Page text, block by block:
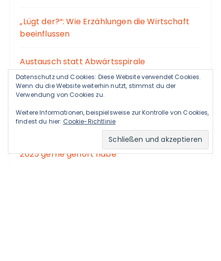
„Lügt der?“: Wie Erzählungen die Wirtschaft
beeinflussen
Austausch statt Abwärtsspirale
Ein paar Serien, die ich im Jahr 2025 mehr
oder weniger gern gesehen (und zumindest
noch nicht wieder vergessen) habe
Drölf Podcasts, die ich neben 43 anderen
2025 gerne gehört habe
Datenschutz und Cookies: Diese Website verwendet Cookies.
Wenn du die Website weiterhin nutzt, stimmst du der
Verwendung von Cookies zu.
Weitere Informationen, beispielsweise zur Kontrolle von Cookies,
findest du hier: Cookie-Richtlinie